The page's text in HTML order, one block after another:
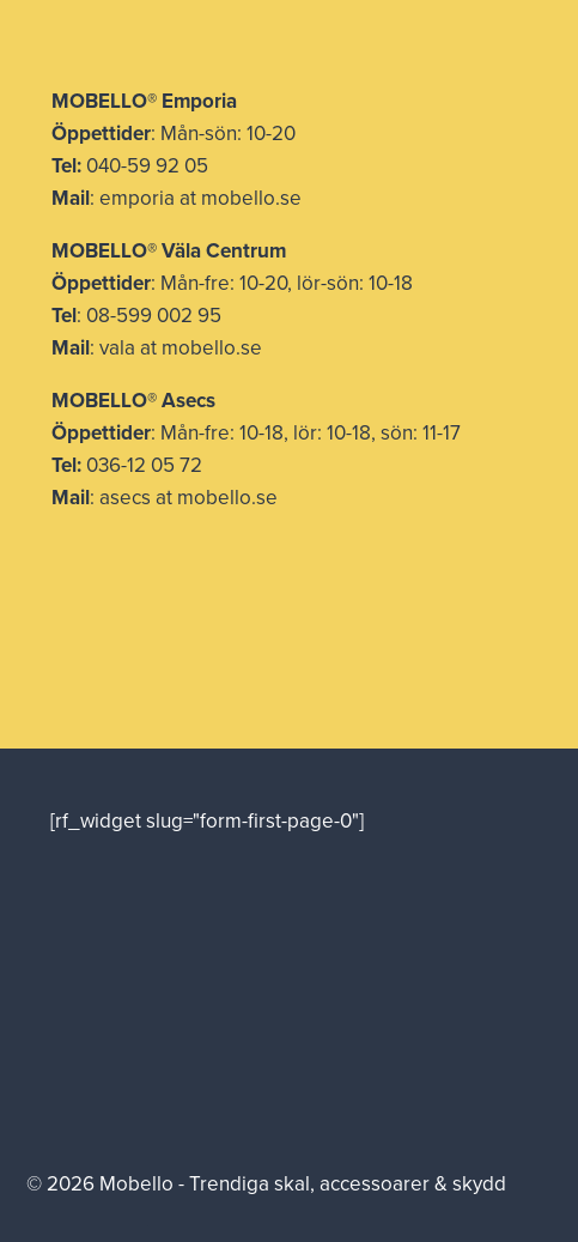
MOBELLO® Emporia
Öppettider: Mån-sön: 10-20
Tel: 040-59 92 05
Mail: emporia at mobello.se
MOBELLO® Väla Centrum
Öppettider: Mån-fre: 10-20, lör-sön: 10-18
Tel: 08-599 002 95
Mail: vala at mobello.se
MOBELLO® Asecs
Öppettider: Mån-fre: 10-18, lör: 10-18, sön: 11-17
Tel: 036-12 05 72
Mail: asecs at mobello.se
[rf_widget slug="form-first-page-0"]
© 2026 Mobello - Trendiga skal, accessoarer & skydd